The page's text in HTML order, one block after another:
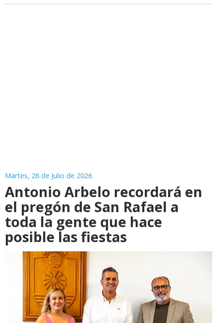
Martes, 28 de Julio de 2026
Antonio Arbelo recordará en
el pregón de San Rafael a
toda la gente que hace
posible las fiestas